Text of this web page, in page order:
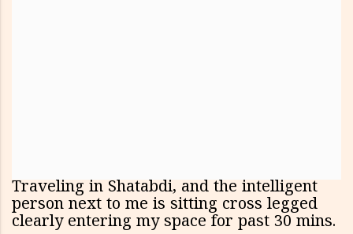
Traveling in Shatabdi, and the intelligent
person next to me is sitting cross legged
clearly entering my space for past 30 mins.